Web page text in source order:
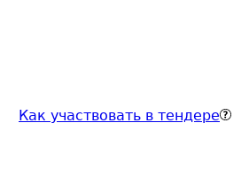
Как участвовать в тендере